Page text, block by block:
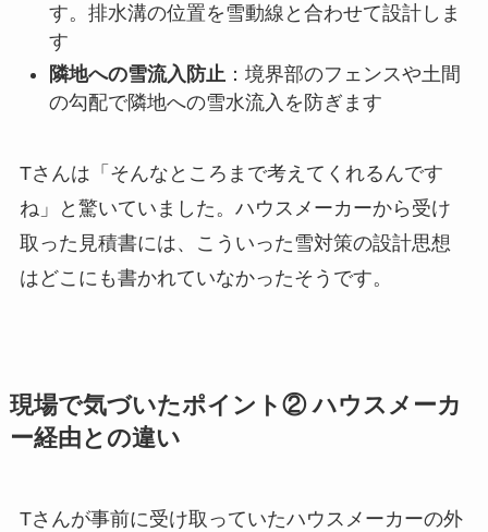
す。排水溝の位置を雪動線と合わせて設計しま
す
隣地への雪流入防止：境界部のフェンスや土間
の勾配で隣地への雪水流入を防ぎます
Tさんは「そんなところまで考えてくれるんです
ね」と驚いていました。ハウスメーカーから受け
取った見積書には、こういった雪対策の設計思想
はどこにも書かれていなかったそうです。
現場で気づいたポイント② ハウスメーカ
ー経由との違い
Tさんが事前に受け取っていたハウスメーカーの外